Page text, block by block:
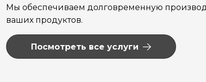
Мы обеспечиваем долговременную
ваших продуктов.
Посмотреть все услуги